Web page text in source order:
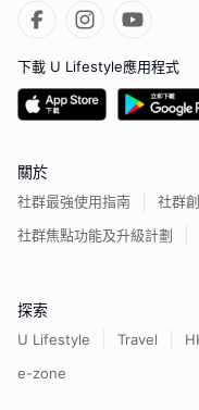
下載 U Lifestyle應用程式
關於
社群最強使用指南
社群
社群焦點功能及升級計劃
探索
U Lifestyle Travel
e-zone